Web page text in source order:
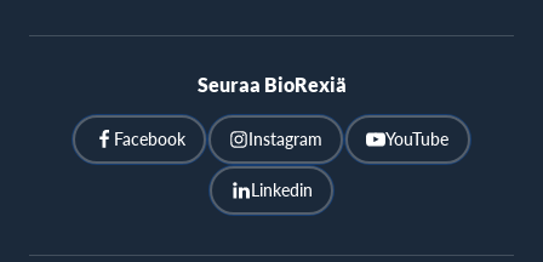
Seuraa BioRexiä
Facebook Instagram YouTube
Linkedin